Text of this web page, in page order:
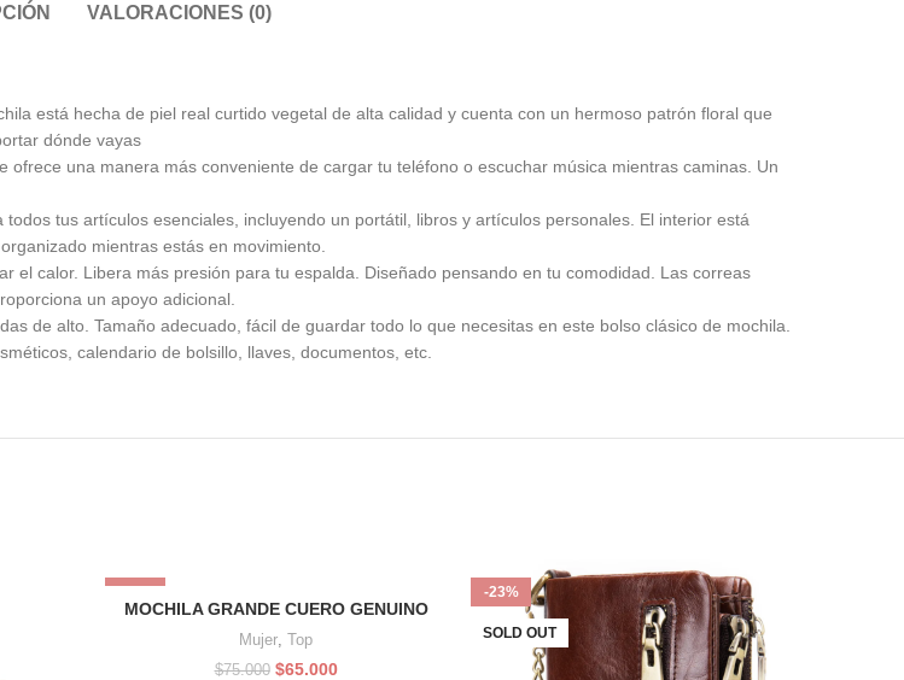
VALORACIONES (0)
está hecha de piel real curtido vegetal de alta calidad y cuenta con un hermoso patrón floral que
dónde vayas
una manera más conveniente de cargar tu teléfono o escuchar música mientras caminas. Un
tus artículos esenciales, incluyendo un portátil, libros y artículos personales. El interior está
mientras estás en movimiento.
el calor. Libera más presión para tu espalda. Diseñado pensando en tu comodidad. Las correas
un apoyo adicional.
de alto. Tamaño adecuado, fácil de guardar todo lo que necesitas en este bolso clásico de mochila.
calendario de bolsillo, llaves, documentos, etc.
-13%
MOCHILA GRANDE CUERO GENUINO
Mujer Top
$75.000 El
$65.000El
-23%
SOLD OUT